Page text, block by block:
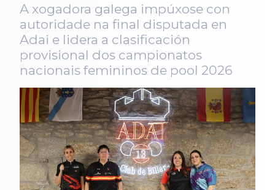
A xogadora galega impúxose con
autoridade na final disputada en
Adai e lidera a clasificación
provisional dos campionatos
nacionais femininos de pool 2026